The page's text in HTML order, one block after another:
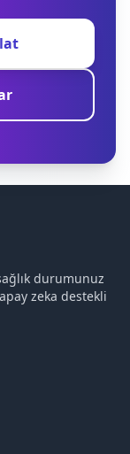
durumunuz
zeka destekli